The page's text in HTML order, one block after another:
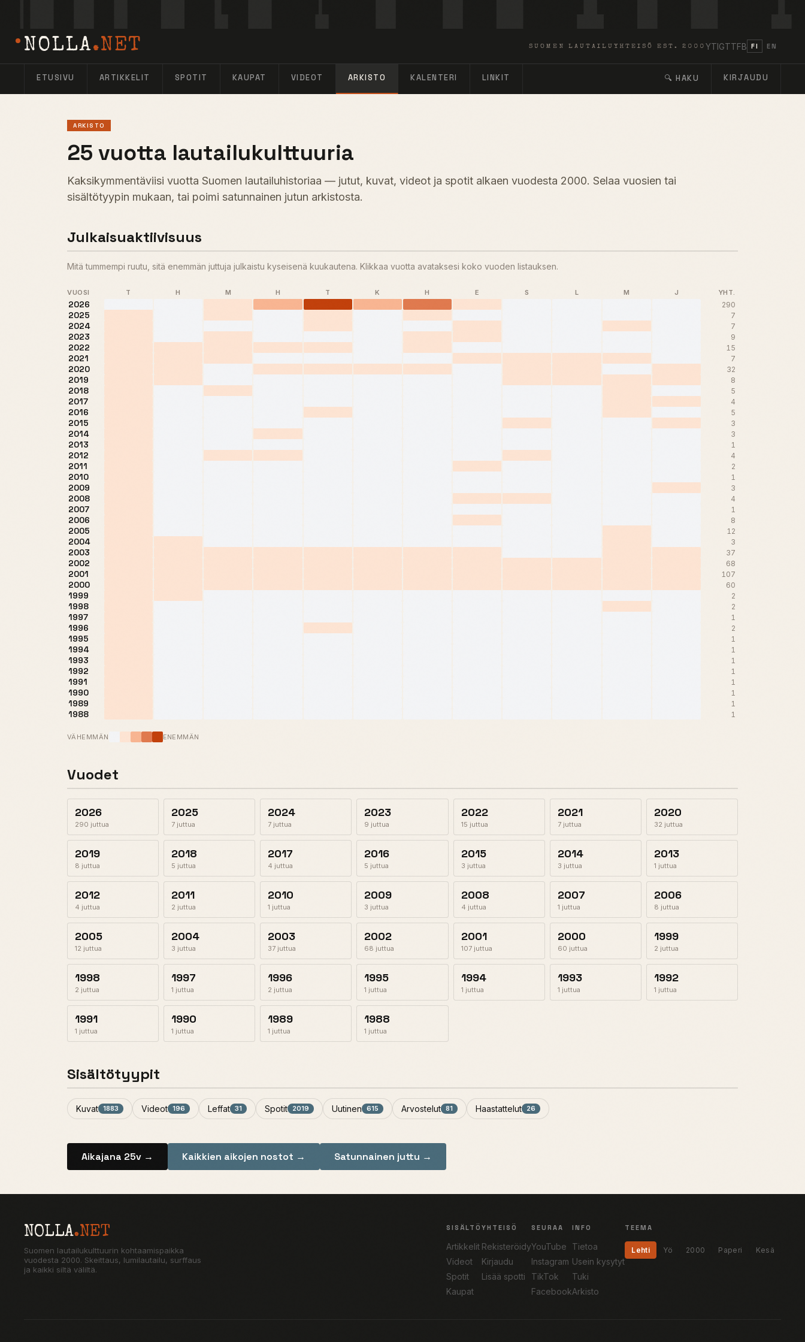
NOLLA.NET SUOMEN LAUTAILUYHTEISÖ EST. 2000 YTIGTTFB FI EN
ETUSIVU ARTIKKELIT SPOTIT KAUPAT VIDEOT ARKISTO KALENTERI LINKIT 🔍 HAKU KIRJAUDU
ARKISTO
25 vuotta lautailukulttuuria
Kaksikymmentäviisi vuotta Suomen lautailuhistoriaa — jutut, kuvat, videot ja spotit alkaen vuodesta 2000. Selaa vuosien tai
sisältötyypin mukaan, tai poimi satunnainen jutun arkistosta.
Julkaisuaktiivisuus
Mitä tummempi ruutu, sitä enemmän juttuja julkaistu kyseisenä kuukautena. Klikkaa vuotta avataksesi koko vuoden listauksen.
VUOSI T H M H T K H E S L M J YHT.
2026 290
2025 7
2024 7
2023 9
2022 15
2021 7
2020 32
2019 8
2018 5
2017 4
2016 5
2015 3
2014 3
2013 1
2012 4
2011 2
2010 1
2009 3
2008 4
2007 1
2006 8
2005 12
2004 3
2003 37
2002 68
2001 107
2000 60
1999 2
1998 2
1997 1
1996 2
1995 1
1994 1
1993 1
1992 1
1991 1
1990 1
1989 1
1988 1
VÄHEMMÄN ENEMMÄN
Vuodet
2026
290 juttua
2025
7 juttua
2024
7 juttua
2023
9 juttua
2022
15 juttua
2021
7 juttua
2020
32 juttua
2019
8 juttua
2018
5 juttua
2017
4 juttua
2016
5 juttua
2015
3 juttua
2014
3 juttua
2013
1 juttua
2012
4 juttua
2011
2 juttua
2010
1 juttua
2009
3 juttua
2008
4 juttua
2007
1 juttua
2006
8 juttua
2005
12 juttua
2004
3 juttua
2003
37 juttua
2002
68 juttua
2001
107 juttua
2000
60 juttua
1999
2 juttua
1998
2 juttua
1997
1 juttua
1996
2 juttua
1995
1 juttua
1994
1 juttua
1993
1 juttua
1992
1 juttua
1991
1 juttua
1990
1 juttua
1989
1 juttua
1988
1 juttua
Sisältötyypit
Kuvat 1883 Videot 196 Leffat 31 Spotit 2019 Uutinen 615 Arvostelut 81 Haastattelut 26
Aikajana 25v → Kaikkien aikojen nostot → Satunnainen juttu →
NOLLA.NET
Suomen lautailukulttuurin kohtaamispaikka
vuodesta 2000. Skeittaus, lumilautailu, surffaus
ja kaikki siltä väliltä.
SISÄLTÖ
Artikkelit
Videot
Spotit
Kaupat
YHTEISÖ
Rekisteröidy
Kirjaudu
Lisää spotti
SEURAA
YouTube
Instagram
TikTok
Facebook
INFO
Tietoa
Usein kysytyt
Tuki
Arkisto
TEEMA
Lehti Yö 2000 Paperi Kesä